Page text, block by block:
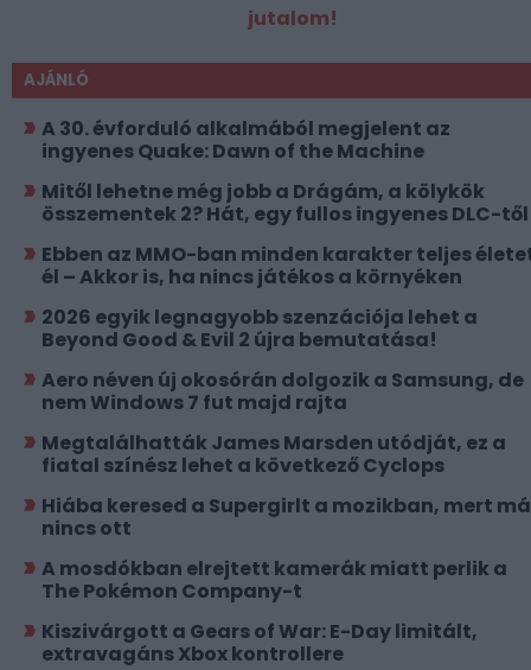
jutalom!
AJÁNLÓ
A 30. évforduló alkalmából megjelent az
ingyenes Quake: Dawn of the Machine
Mitől lehetne még jobb a Drágám, a kölykök
összementek 2? Hát, egy fullos ingyenes DLC-
Ebben az MMO-ban minden karakter teljes
él – Akkor is, ha nincs játékos a környéken
2026 egyik legnagyobb szenzációja lehet a
Beyond Good & Evil 2 újra bemutatása!
Aero néven új okosórán dolgozik a Samsung, de
nem Windows 7 fut majd rajta
Megtalálhatták James Marsden utódját, ez a
fiatal színész lehet a következő Cyclops
Hiába keresed a Supergirlt a mozikban, mert
nincs ott
A mosdókban elrejtett kamerák miatt perlik a
The Pokémon Company-t
Kiszivárgott a Gears of War: E-Day limitált,
extravagáns Xbox kontrollere